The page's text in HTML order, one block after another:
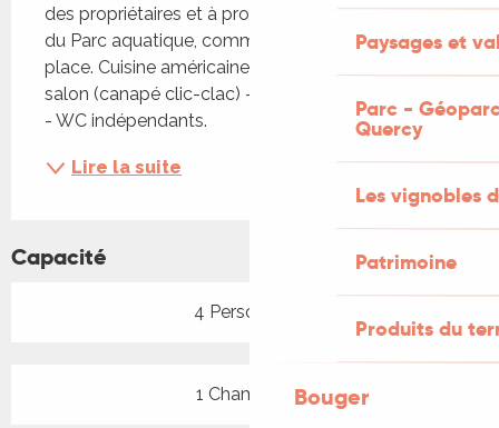
Paysages et
Parc -
Quercy
Les vignobles
Patrimoine
Produits du
Bouger
des propriétaires et à proximité de la Dordogne et
du Parc aquatique, commerces et activités sur
place. Cuisine américaine intégrée avec séjour-
salon (canapé clic-clac) - 1 chambre - salle d’eau
- WC indépendants.
Lire la suite
Capacité
4 Personne(s)
1 Chambre(s)